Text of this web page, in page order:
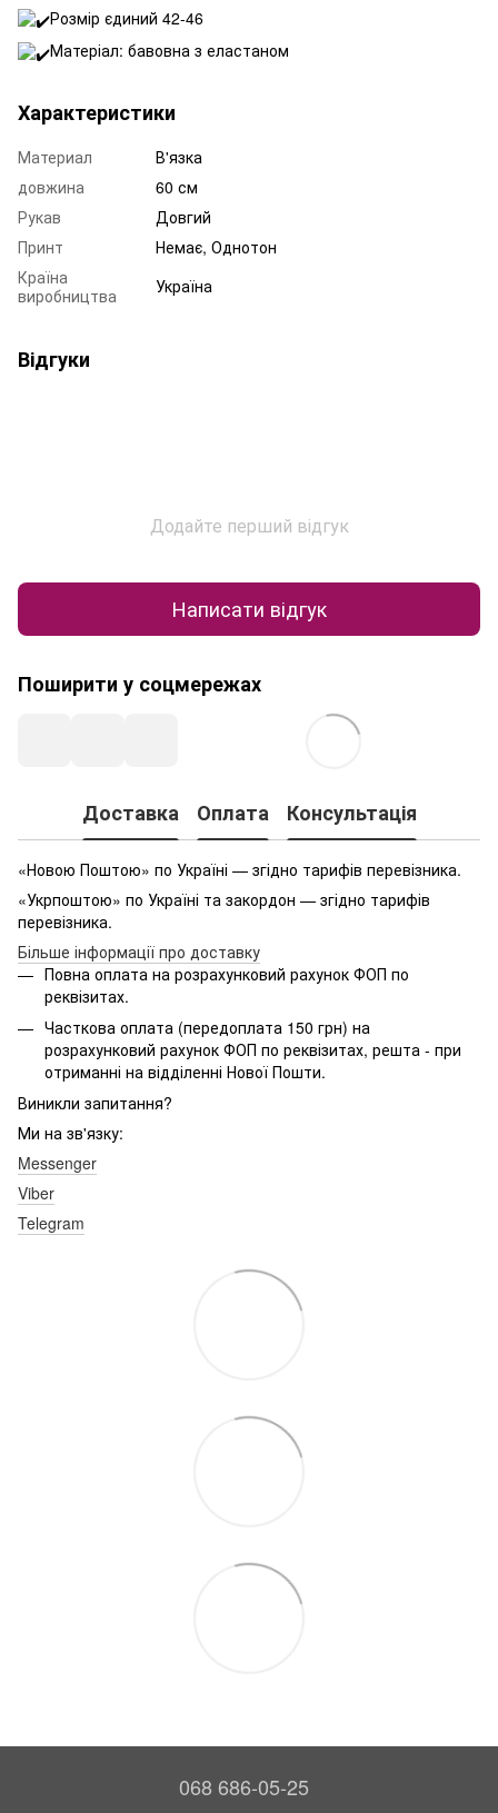
Розмір єдиний 42-46
Матеріал: бавовна з еластаном
Характеристики
Материал
В'язка
довжина
60 см
Рукав
Довгий
Принт
Немає, Однотон
Країна
виробництва
Україна
Відгуки
Додайте перший відгук
Написати відгук
Поширити у соцмережах
Доставка Оплата Консультація
«Новою Поштою» по Україні — згідно тарифів перевізника.
«Укрпоштою» по Україні та закордон — згідно тарифів
перевізника.
Більше інформації про доставку
Повна оплата на розрахунковий рахунок ФОП по
реквізитах.
Часткова оплата (передоплата 150 грн) на
розрахунковий рахунок ФОП по реквізитах, решта - при
отриманні на відділенні Нової Пошти.
Виникли запитання?
Ми на зв'язку:
Messenger
Viber
Telegram
068 686-05-25